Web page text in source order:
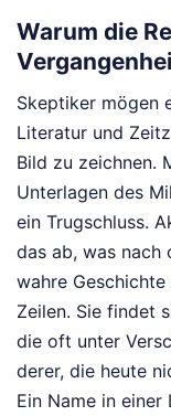
Warum die
Skeptiker mögen
Literatur und
Bild zu zeichnen.
Unterlagen des
ein Trugschluss.
das ab, was nach
wahre
Zeilen. Sie findet
die oft unter
derer, die heute
Ein Name in